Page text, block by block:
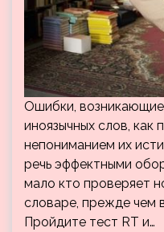
Ошибки,
иноязычных слов, как
непониманием их
речь эффектными
мало кто проверяет
словаре, прежде чем
Пройдите тест RT и…